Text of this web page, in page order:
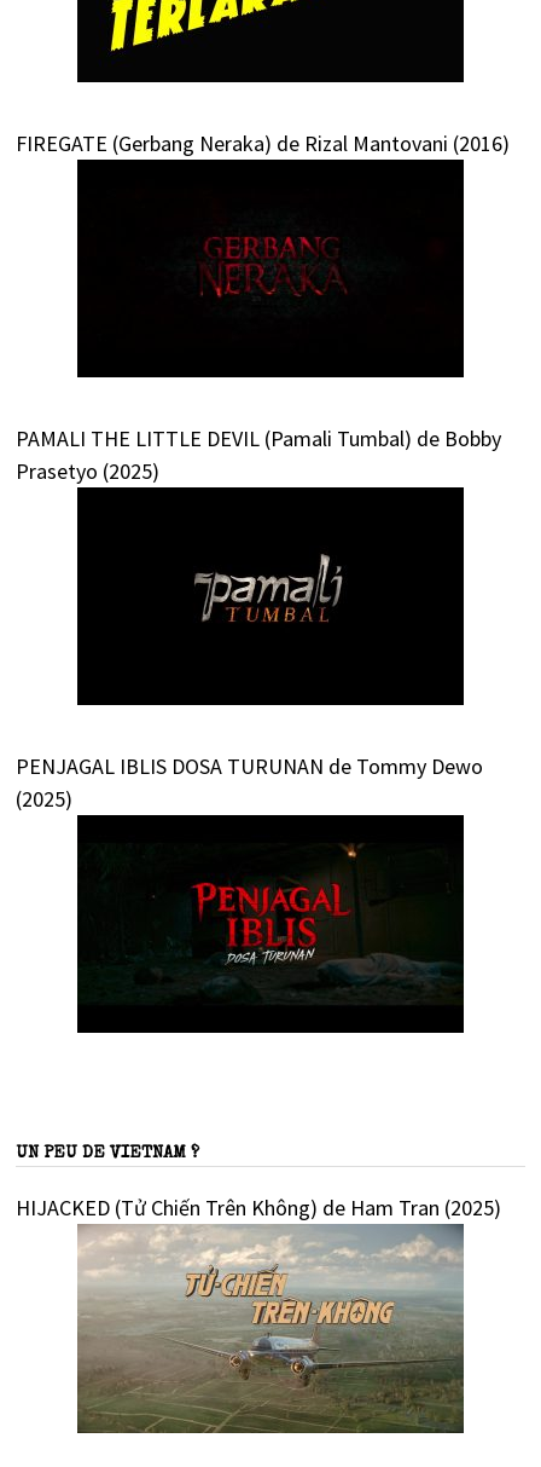
FIREGATE (Gerbang Neraka) de Rizal Mantovani (2016)
PAMALI THE LITTLE DEVIL (Pamali Tumbal) de Bobby
Prasetyo (2025)
PENJAGAL IBLIS DOSA TURUNAN de Tommy Dewo
(2025)
UN PEU DE VIETNAM ?
HIJACKED (Tử Chiến Trên Không) de Ham Tran (2025)